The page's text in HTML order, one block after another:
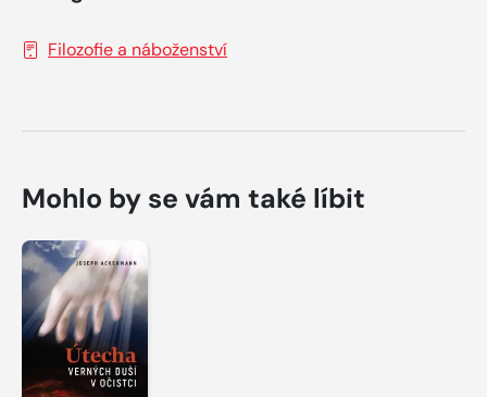
Filozofie a náboženství
Mohlo by se vám také líbit